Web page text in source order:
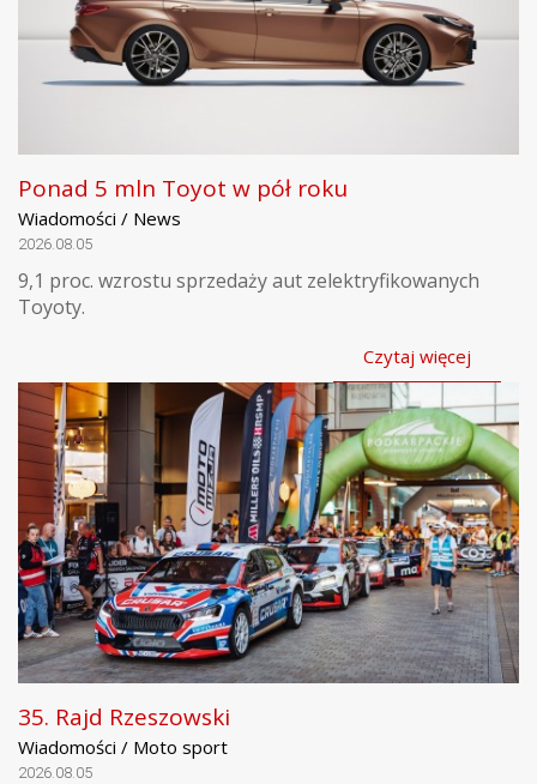
Ponad 5 mln Toyot w pół roku
Wiadomości / News
2026.08.05
9,1 proc. wzrostu sprzedaży aut zelektryfikowanych
Toyoty.
Czytaj więcej
35. Rajd Rzeszowski
Wiadomości / Moto sport
2026.08.05